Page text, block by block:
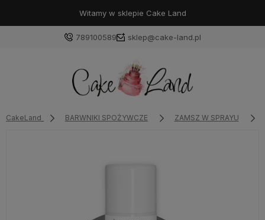
Witamy w sklepie Cake Land
789100589 sklep@cake-land.pl
zaloguj się, aby przywrócić dodane produkty do listy
CakeLand BARWNIKI SPOŻYWCZE ZAMSZ W SPRAYU